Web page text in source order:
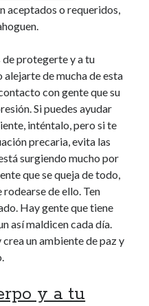
aceptados o requeridos,
protegerte y a tu
de mucha de esta
con gente que su
Si puedes ayudar
inténtalo, pero si te
precaria, evita las
surgiendo mucho por
que se queja de todo,
de ello. Ten
Hay gente que tiene
así maldicen cada día.
un ambiente de paz y
y a tu